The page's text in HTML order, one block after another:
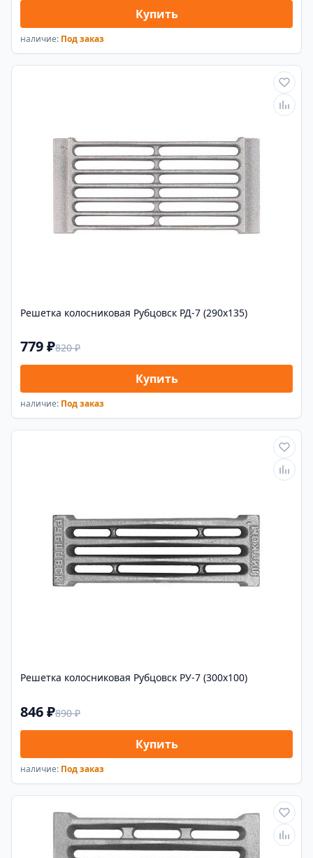
Купить
наличие: Под заказ
Решетка колосниковая Рубцовск РД-7 (290х135)
779 ₽820 ₽
Купить
наличие: Под заказ
Решетка колосниковая Рубцовск РУ-7 (300х100)
846 ₽890 ₽
Купить
наличие: Под заказ